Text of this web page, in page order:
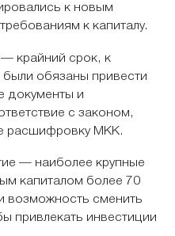
к новым
к капиталу.
крайний срок, к
обязаны привести
документы и
с законом,
расшифровку МКК.
— наиболее крупные
капиталом более 70
возможность сменить
привлекать инвестиции